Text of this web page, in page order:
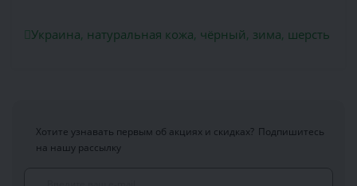
Украина, натуральная кожа, чёрный, зима, шерсть
Хотите узнавать первым об акциях и скидках? Подпишитесь
на нашу рассылку